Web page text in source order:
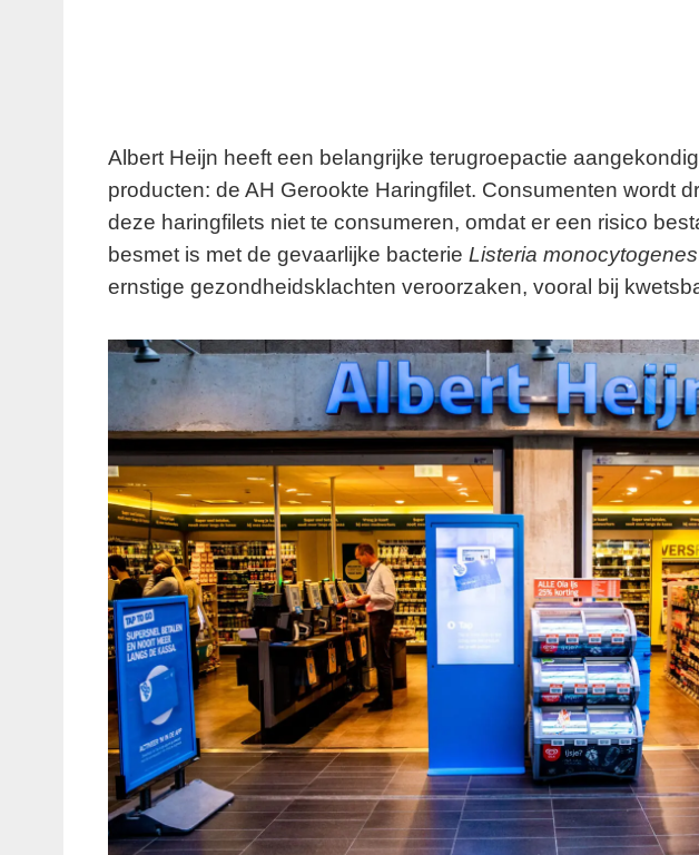
Albert Heijn heeft een belangrijke terugroepactie
producten: de AH Gerookte Haringfilet. Consumenten wordt
deze haringfilets niet te consumeren, omdat er een risico
besmet is met de gevaarlijke bacterie Listeria monocytogenes
ernstige gezondheidsklachten veroorzaken, vooral bij